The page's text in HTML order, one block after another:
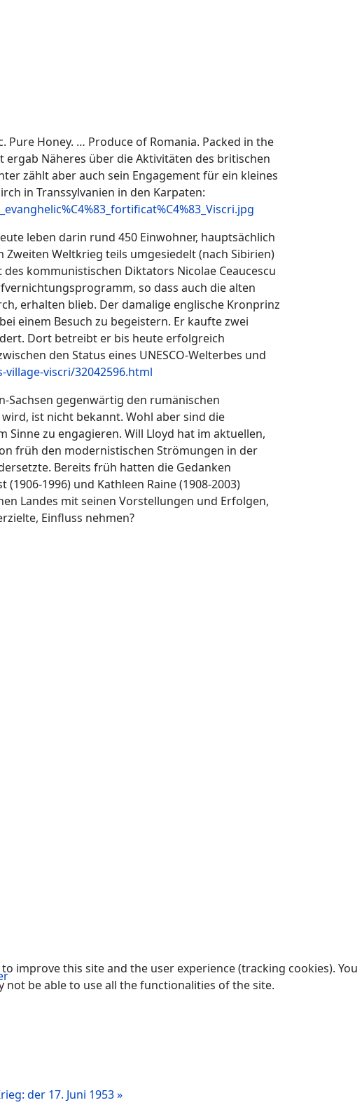
Honey. … Produce of Romania. Packed in the
ergab Näheres über die Aktivitäten des britischen
zählt aber auch sein Engagement für ein kleines
in Transsylvanien in den Karpaten:
leben darin rund 450 Einwohner, hauptsächlich
Weltkrieg teils umgesiedelt (nach Sibirien)
kommunistischen Diktators Nicolae Ceaucescu
so dass auch die alten
erhalten blieb. Der damalige englische Kronprinz
einem Besuch zu begeistern. Er kaufte zwei
Dort betreibt er bis heute erfolgreich
den Status eines UNESCO-Welterbes und
viscri/32042596.html
Sachsen gegenwärtig den rumänischen
ist nicht bekannt. Wohl aber sind die
zu engagieren. Will Lloyd hat im aktuellen,
früh den modernistischen Strömungen in der
Bereits früh hatten die Gedanken
1996) und Kathleen Raine (1908-2003)
Landes mit seinen Vorstellungen und Erfolgen,
Einfluss nehmen?
der 17. Juni 1953 »
improve this site and the user experience (tracking cookies). You
be able to use all the functionalities of the site.